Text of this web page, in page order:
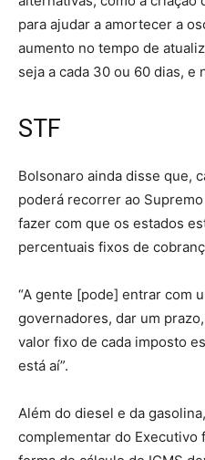
para ajudar a amortecer a
aumento no tempo de
seja a cada 30 ou 60 dias, e
STF
Bolsonaro ainda disse que,
poderá recorrer ao
fazer com que os estados
percentuais fixos de
“A gente [pode] entrar com
governadores, dar um
valor fixo de cada imposto
está aí”.
Além do diesel e da
complementar do Executivo